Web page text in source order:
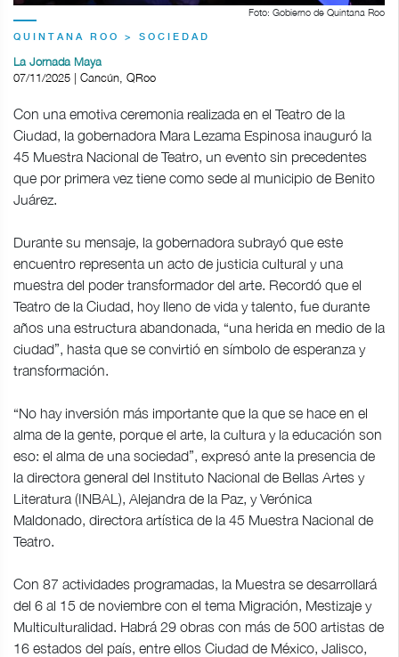
Foto: Gobierno de Quintana Roo
QUINTANA ROO > SOCIEDAD
La Jornada Maya
07/11/2025 | Cancún, QRoo
Con una emotiva ceremonia realizada en el Teatro de la
Ciudad, la gobernadora Mara Lezama Espinosa inauguró la
45 Muestra Nacional de Teatro, un evento sin precedentes
que por primera vez tiene como sede al municipio de Benito
Juárez.
Durante su mensaje, la gobernadora subrayó que este
encuentro representa un acto de justicia cultural y una
muestra del poder transformador del arte. Recordó que el
Teatro de la Ciudad, hoy lleno de vida y talento, fue durante
años una estructura abandonada, “una herida en medio de la
ciudad”, hasta que se convirtió en símbolo de esperanza y
transformación.
“No hay inversión más importante que la que se hace en el
alma de la gente, porque el arte, la cultura y la educación son
eso: el alma de una sociedad”, expresó ante la presencia de
la directora general del Instituto Nacional de Bellas Artes y
Literatura (INBAL), Alejandra de la Paz, y Verónica
Maldonado, directora artística de la 45 Muestra Nacional de
Teatro.
Con 87 actividades programadas, la Muestra se desarrollará
del 6 al 15 de noviembre con el tema Migración, Mestizaje y
Multiculturalidad. Habrá 29 obras con más de 500 artistas de
16 estados del país, entre ellos Ciudad de México, Jalisco,